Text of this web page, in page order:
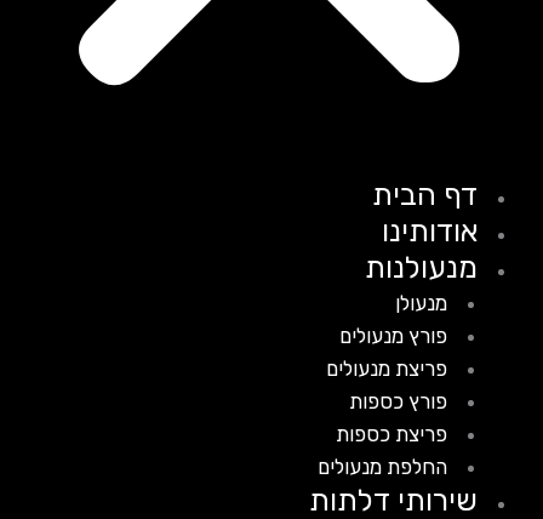
דף הבית
אודותינו
מנעולנות
מנעולן
פורץ מנעולים
פריצת מנעולים
פורץ כספות
פריצת כספות
החלפת מנעולים
שירותי דלתות